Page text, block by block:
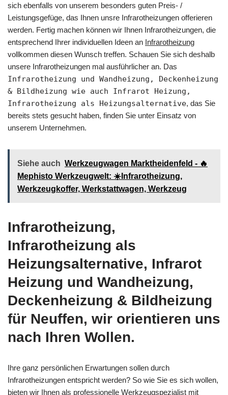
sich ebenfalls von unserem besonders guten Preis- /
Leistungsgefüge, das Ihnen unsre Infrarotheizungen offerieren
werden. Fertig machen können wir Ihnen Infrarotheizungen, die
entsprechend Ihrer individuellen Ideen an Infrarotheizung
vollkommen diesen Wunsch treffen. Schauen Sie sich deshalb
unsere Infrarotheizungen mal ausführlicher an. Das
Infrarotheizung und Wandheizung, Deckenheizung
& Bildheizung wie auch Infrarot Heizung,
Infrarotheizung als Heizungsalternative, das Sie
bereits stets gesucht haben, finden Sie unter Einsatz von
unserem Unternehmen.
Siehe auch Werkzeugwagen Marktheidenfeld - 🔥
Mephisto Werkzeugwelt: ☀️Infrarotheizung,
Werkzeugkoffer, Werkstattwagen, Werkzeug
Infrarotheizung,
Infrarotheizung als
Heizungsalternative, Infrarot
Heizung und Wandheizung,
Deckenheizung & Bildheizung
für Neuffen, wir orientieren uns
nach Ihren Wollen.
Ihre ganz persönlichen Erwartungen sollen durch
Infrarotheizungen entspricht werden? So wie Sie es sich wollen,
bieten wir Ihnen als professionelle Werkzeugspezialist mit